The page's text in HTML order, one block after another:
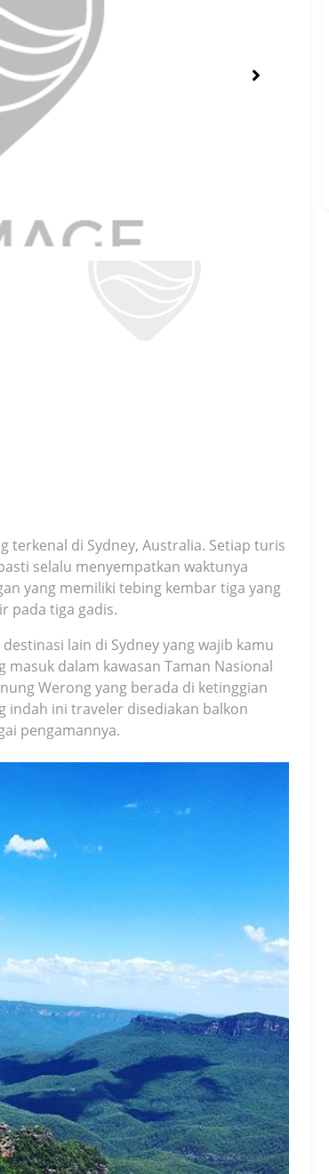
terkenal di Sydney, Australia. Setiap turis
selalu menyempatkan waktunya
yang memiliki tebing kembar tiga yang
pada tiga gadis.
lain di Sydney yang wajib kamu
dalam kawasan Taman Nasional
Werong yang berada di ketinggian
indah ini traveler disediakan balkon
pengamannya.